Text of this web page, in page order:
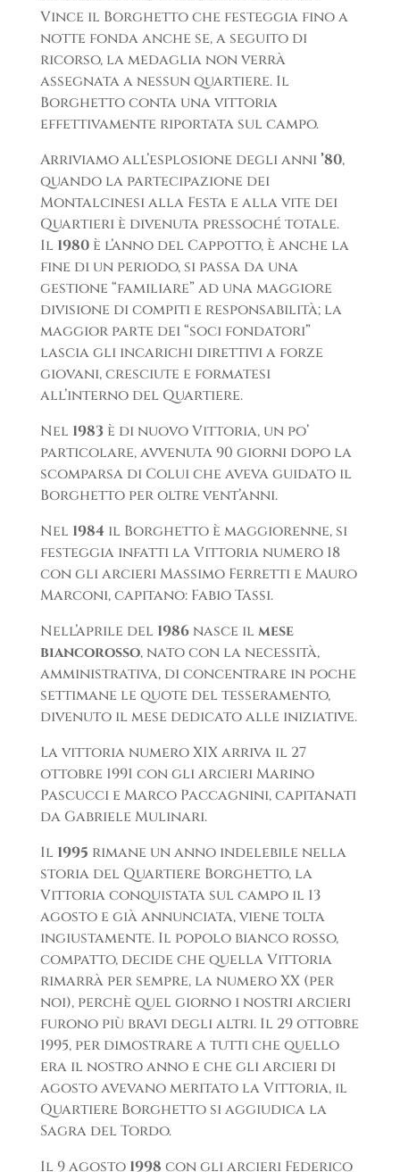
Vince il Borghetto che festeggia fino a
notte fonda anche se, a seguito di
ricorso, la medaglia non verrà
assegnata a nessun quartiere. Il
Borghetto conta una vittoria
effettivamente riportata sul campo.
Arriviamo all’esplosione degli anni ’80,
quando la partecipazione dei
Montalcinesi alla Festa e alla vite dei
Quartieri è divenuta pressoché totale.
Il 1980è l’anno del Cappotto, è anche la
fine di un periodo, si passa da una
gestione “familiare” ad una maggiore
divisione di compiti e responsabilità; la
maggior parte dei “soci fondatori”
lascia gli incarichi direttivi a forze
giovani, cresciute e formatesi
all’interno del Quartiere.
Nel 1983 è di nuovo Vittoria, un po’
particolare, avvenuta 90 giorni dopo la
scomparsa di Colui che aveva guidato il
Borghetto per oltre vent’anni.
Nel 1984il Borghetto è maggiorenne, si
festeggia infatti la Vittoria numero 18
con gli arcieri Massimo Ferretti e Mauro
Marconi, capitano: Fabio Tassi.
Nell’aprile del 1986nasce il mese
biancorosso, nato con la necessità,
amministrativa, di concentrare in poche
settimane le quote del tesseramento,
divenuto il mese dedicato alle iniziative.
La vittoria numero XIX arriva il 27
ottobre 1991 con gli arcieri Marino
Pascucci e Marco Paccagnini, capitanati
da Gabriele Mulinari.
Il 1995 rimane un anno indelebile nella
storia del Quartiere Borghetto, la
Vittoria conquistata sul campo il 13
agosto e già annunciata, viene tolta
ingiustamente. Il popolo bianco rosso,
compatto, decide che quella Vittoria
rimarrà per sempre, la numero XX (per
noi), perchè quel giorno i nostri arcieri
furono più bravi degli altri. Il 29 ottobre
1995, per dimostrare a tutti che quello
era il nostro anno e che gli arcieri di
agosto avevano meritato la Vittoria, il
Quartiere Borghetto si aggiudica la
Sagra del Tordo.
Il 9 agosto 1998 con gli arcieri Federico